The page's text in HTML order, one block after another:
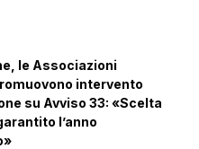
le Associazioni
intervento
su Avviso 33: «Scelta
l’anno